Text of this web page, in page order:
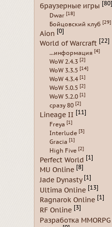
браузерные игры [80]
Dwar [18]
Бойцовский клуб [29]
Aion [0]
World of Warcraft [22]
...информация [4]
WoW 2.4.3 [2]
WoW 3.3.5 [14]
WoW 4.3.4 [1]
WoW 5.0.5 [2]
WoW 5.2.0 [1]
сразу 80 [2]
Lineage II [11]
Freya [1]
Interlude [3]
Gracia [1]
High Five [2]
Perfect World [1]
MU Online [8]
Jade Dynasty [1]
Ultima Online [13]
Ragnarok Online [1]
RF Online [3]
Разработка MMORPG